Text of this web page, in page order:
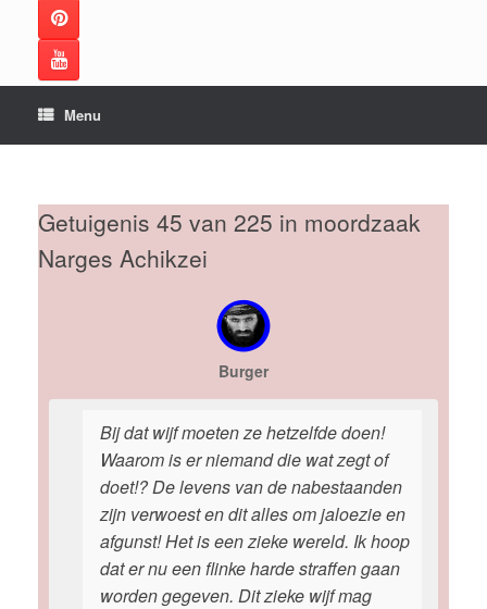
Menu
Getuigenis 45 van 225 in moordzaak
Narges Achikzei
Burger
Bij dat wijf moeten ze hetzelfde doen!
Waarom is er niemand die wat zegt of
doet!? De levens van de nabestaanden
zijn verwoest en dit alles om jaloezie en
afgunst! Het is een zieke wereld. Ik hoop
dat er nu een flinke harde straffen gaan
worden gegeven. Dit zieke wijf mag